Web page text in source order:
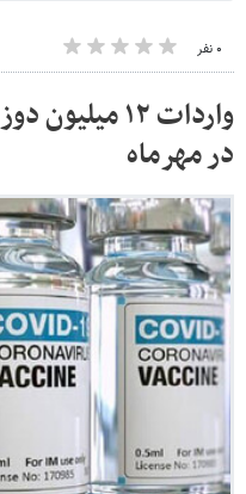
۰ نفر
واردات ۱۲
در مهرماه